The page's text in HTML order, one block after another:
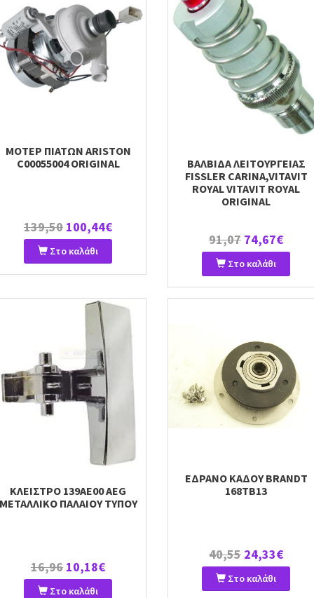
ΜΟΤΕΡ ΠΙΑΤΩΝ ARISTON
C00055004 ORIGINAL
139,50 100,44€
Στο καλάθι
ΒΑΛΒΙΔΑ ΛΕΙΤΟΥΡΓΕΙΑΣ
FISSLER CARINA,VITAVIT
ROYAL VITAVIT ROYAL
ORIGINAL
91,07 74,67€
Στο καλάθι
ΚΛΕΙΣΤΡΟ 139AE00 AEG
ΠΑΛΑΙΟΥ ΤΥΠΟΥ
16,96 10,18€
Στο καλάθι
ΕΔΡΑΝΟ ΚΑΔΟΥ BRANDT
168TB13
40,55 24,33€
Στο καλάθι